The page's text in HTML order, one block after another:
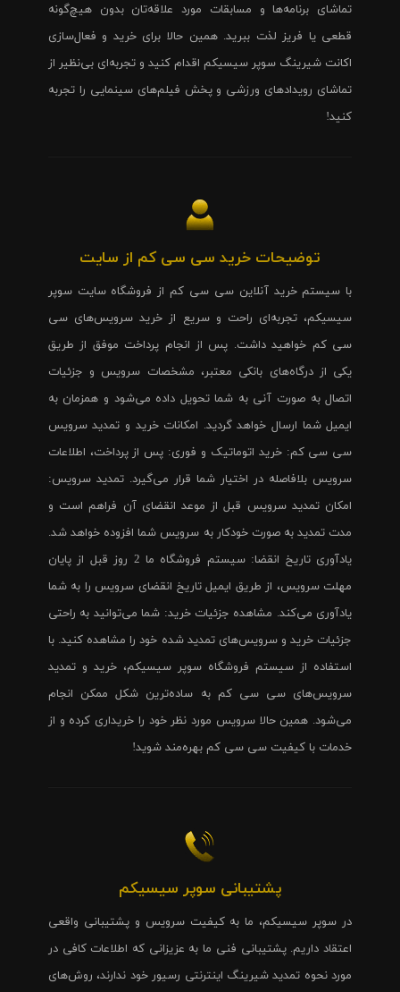
تماشای برنامه‌ها و مسابقات مورد علاقه‌تان بدون هیچ‌گونه
قطعی یا فریز لذت ببرید. همین حالا برای خرید و فعال‌سازی
اکانت شیرینگ سوپر سیسیکم اقدام کنید و تجربه‌ای بی‌نظیر از
تماشای رویدادهای ورزشی و پخش فیلم‌های سینمایی را تجربه
کنید!
توضیحات خرید سی سی کم از سایت
با سیستم خرید آنلاین سی سی کم از فروشگاه سایت سوپر
سیسیکم، تجربه‌ای راحت و سریع از خرید سرویس‌های سی
سی کم خواهید داشت. پس از انجام پرداخت موفق از طریق
یکی از درگاه‌های بانکی معتبر، مشخصات سرویس و جزئیات
اتصال به صورت آنی به شما تحویل داده می‌شود و همزمان به
ایمیل شما ارسال خواهد گردید. امکانات خرید و تمدید سرویس
سی سی کم: خرید اتوماتیک و فوری: پس از پرداخت، اطلاعات
سرویس بلافاصله در اختیار شما قرار می‌گیرد. تمدید سرویس:
امکان تمدید سرویس قبل از موعد انقضای آن فراهم است و
مدت تمدید به صورت خودکار به سرویس شما افزوده خواهد شد.
یادآوری تاریخ انقضا: سیستم فروشگاه ما 2 روز قبل از پایان
مهلت سرویس، از طریق ایمیل تاریخ انقضای سرویس را به شما
یادآوری می‌کند. مشاهده جزئیات خرید: شما می‌توانید به راحتی
جزئیات خرید و سرویس‌های تمدید شده خود را مشاهده کنید. با
استفاده از سیستم فروشگاه سوپر سیسیکم، خرید و تمدید
سرویس‌های سی سی کم به ساده‌ترین شکل ممکن انجام
می‌شود. همین حالا سرویس مورد نظر خود را خریداری کرده و از
خدمات با کیفیت سی سی کم بهره‌مند شوید!
پشتیبانی سوپر سیسیکم
در سوپر سیسیکم، ما به کیفیت سرویس و پشتیبانی واقعی
اعتقاد داریم. پشتیبانی فنی ما به عزیزانی که اطلاعات کافی در
مورد نحوه تمدید شیرینگ اینترنتی رسیور خود ندارند، روش‌های